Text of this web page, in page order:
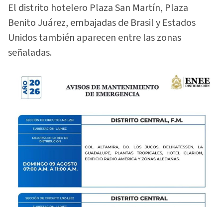
El distrito hotelero Plaza San Martín, Plaza
Benito Juárez, embajadas de Brasil y Estados
Unidos también aparecen entre las zonas
señaladas.